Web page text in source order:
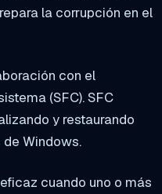
la corrupción en el
con el
(SFC). SFC
y restaurando
Windows.
cuando uno o más